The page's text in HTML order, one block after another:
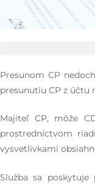
Presunom CP
presunutiu CP z účtu
Majiteľ CP, môže
prostredníctvom
vysvetlivkami
Služba sa poskytuje